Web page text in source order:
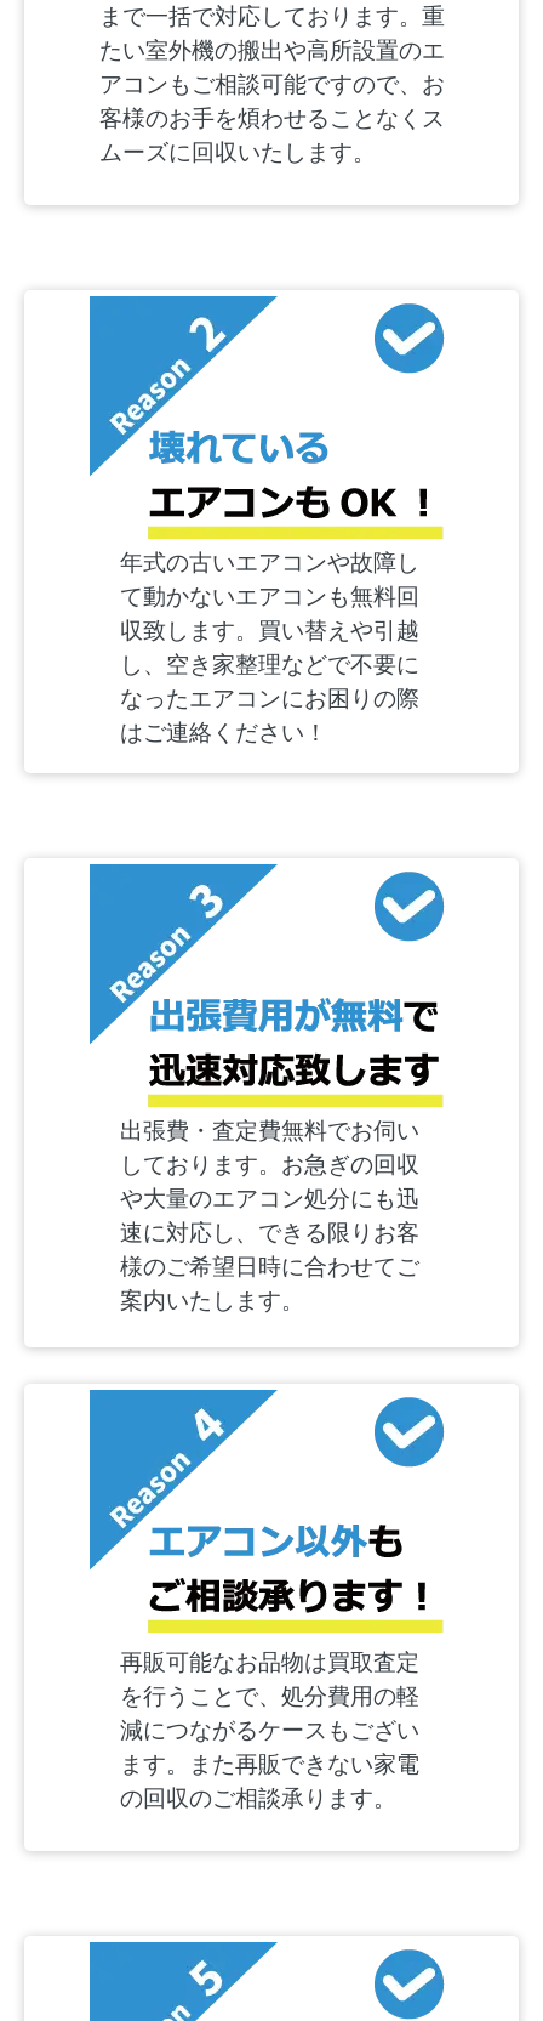
まで一括で対応しております。重
たい室外機の搬出や高所設置のエ
アコンもご相談可能ですので、お
客様のお手を煩わせることなくス
ムーズに回収いたします。
年式の古いエアコンや故障し
て動かないエアコンも無料回
収致します。買い替えや引越
し、空き家整理などで不要に
なったエアコンにお困りの際
はご連絡ください！
出張費・査定費無料でお伺い
しております。お急ぎの回収
や大量のエアコン処分にも迅
速に対応し、できる限りお客
様のご希望日時に合わせてご
案内いたします。
再販可能なお品物は買取査定
を行うことで、処分費用の軽
減につながるケースもござい
ます。また再販できない家電
の回収のご相談承ります。